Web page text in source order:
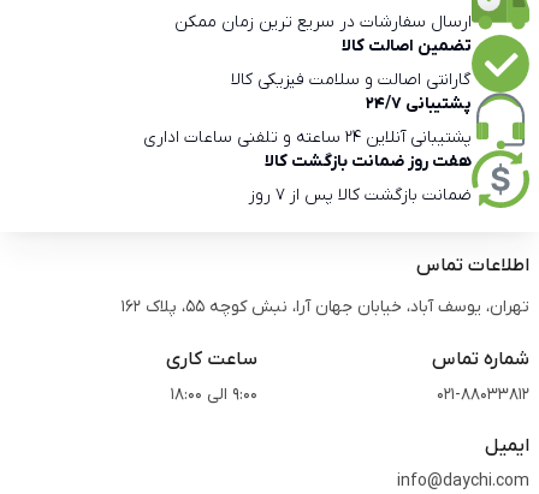
ارسال سفارشات در سریع ترین زمان ممکن
تضمین اصالت کالا
گارانتی اصالت و سلامت فیزیکی کالا
پشتیبانی 24/7
پشتیبانی آنلاین 24 ساعته و تلفنی ساعات اداری
هفت روز ضمانت بازگشت کالا
ضمانت بازگشت کالا پس از 7 روز
اطلاعات تماس
تهران، یوسف آباد، خیابان جهان آرا، نبش کوچه 55، پلاک 162
شماره تماس
021-88033812
ساعت کاری
9:00 الی 18:00
ایمیل
info@daychi.com